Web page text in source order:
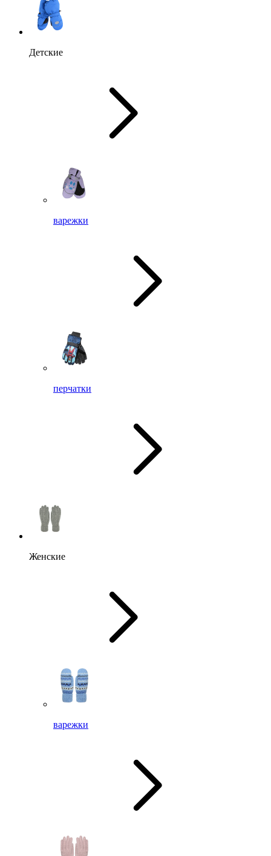
Детские
варежки
перчатки
Женские
варежки